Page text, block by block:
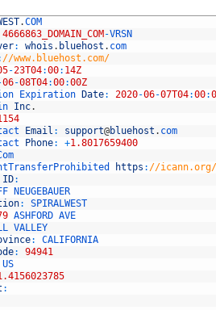
.COM
4666863_DOMAIN_COM -VRSN
: whois . bluehost . com
//www.bluehost.com/
-23T04:00: 14Z
06-08T04:00:00Z
Expiration Date: 2020-06-07T04:00:
Inc.
Email : support@bluehost . com
Phone: +1.8017659400
https : //icann.org/
ID:
NEUGEBAUER
:
SPIRALWEST
ASHFORD AVE
VALLEY
:
CALIFORNIA
:
94941
US
: